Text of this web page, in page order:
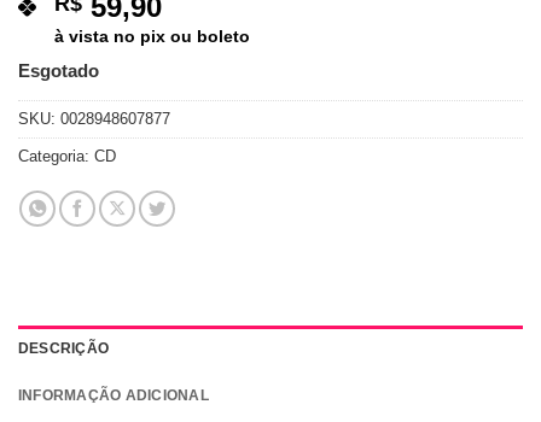
à vista no pix ou boleto
Esgotado
SKU: 0028948607877
Categoria: CD
DESCRIÇÃO
INFORMAÇÃO ADICIONAL